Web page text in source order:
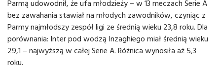
Parmą udowodnił, że ufa młodzieży – w 13 meczach Serie A
bez zawahania stawiał na młodych zawodników, czyniąc z
Parmy najmłodszy zespół ligi ze średnią wieku 23,8 roku. Dla
porównania: Inter pod wodzą Inzaghiego miał średnią wieku
29,1 – najwyższą w całej Serie A. Różnica wynosiła aż 5,3
roku.